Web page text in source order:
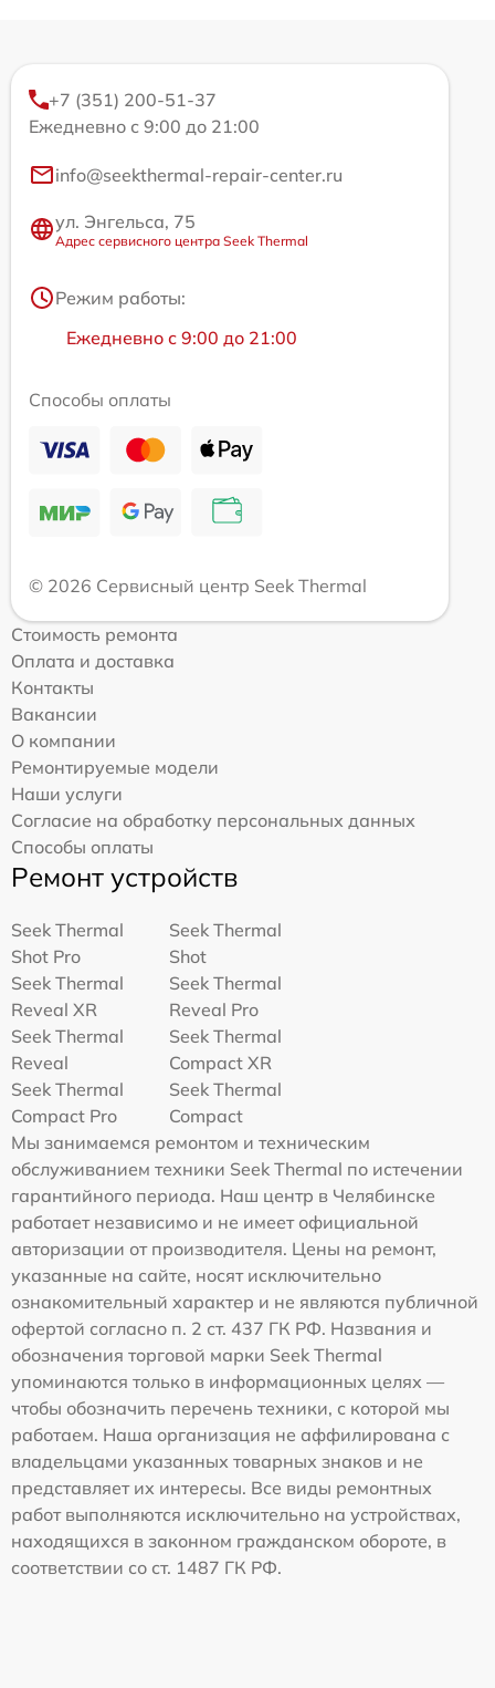
+7 (351) 200-51-37
Ежедневно с 9:00 до 21:00
info@seekthermal-repair-center.ru
ул. Энгельса, 75
Адрес сервисного центра Seek Thermal
Режим работы:
Ежедневно с 9:00 до 21:00
Способы оплаты
© 2026 Сервисный центр Seek Thermal
Стоимость ремонта
Оплата и доставка
Контакты
Вакансии
О компании
Ремонтируемые модели
Наши услуги
Согласие на обработку персональных данных
Способы оплаты
Ремонт устройств
Seek Thermal
Shot Pro
Seek Thermal
Shot
Seek Thermal
Reveal XR
Seek Thermal
Reveal Pro
Seek Thermal
Reveal
Seek Thermal
Compact XR
Seek Thermal
Compact Pro
Seek Thermal
Compact
Мы занимаемся ремонтом и техническим
обслуживанием техники Seek Thermal по истечении
гарантийного периода. Наш центр в Челябинске
работает независимо и не имеет официальной
авторизации от производителя. Цены на ремонт,
указанные на сайте, носят исключительно
ознакомительный характер и не являются публичной
офертой согласно п. 2 ст. 437 ГК РФ. Названия и
обозначения торговой марки Seek Thermal
упоминаются только в информационных целях —
чтобы обозначить перечень техники, с которой мы
работаем. Наша организация не аффилирована с
владельцами указанных товарных знаков и не
представляет их интересы. Все виды ремонтных
работ выполняются исключительно на устройствах,
находящихся в законном гражданском обороте, в
соответствии со ст. 1487 ГК РФ.